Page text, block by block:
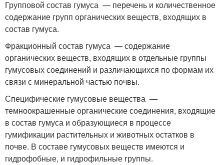
Групповой состав гумуса — перечень и количественное
содержание групп органических веществ, входящих в
состав гумуса.
Фракционный состав гумуса — содержание
органических веществ, входящих в отдельные группы
гумусовых соединений и различающихся по формам их
связи с минеральной частью почвы.
Специфические гумусовые вещества —
темноокрашенные органические соединения, входящие
в состав гумуса и образующиеся в процессе
гумификации растительных и животных остатков в
почве. В составе гумусовых веществ имеются и
гидрофобные, и гидрофильные группы.